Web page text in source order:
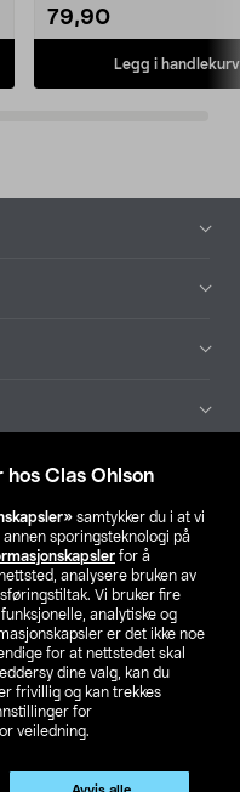
Clas Ohlson
samtykker du i at vi
sporingsteknologi på
for å
analysere bruken av
Vi bruker fire
analytiske og
er det ikke noe
for at nettstedet skal
dine valg, kan du
frivillig og kan trekkes
for
veiledning.
79,90
Legg i handlekurv
FI
moms